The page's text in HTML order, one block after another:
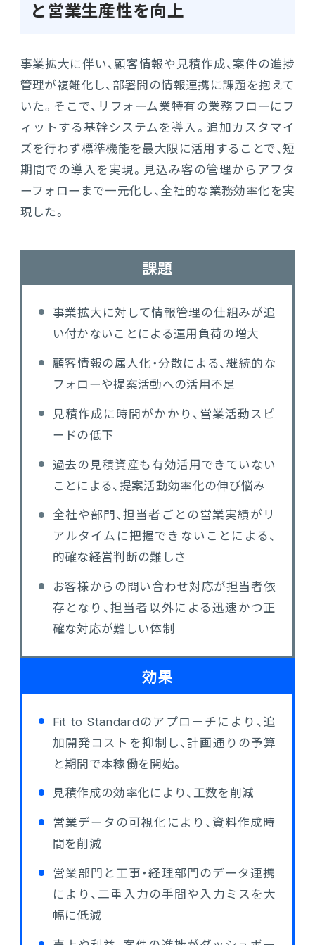
販売管理
建設業向け基幹業務システム
生産管理
生産管理
MES
連携ソリューション
サポートサービス
と営業生産性を向上
事業拡大に伴い、顧客情報や見積作成、案件の進捗
管理が複雑化し、部署間の情報連携に課題を抱えて
いた。そこで、リフォーム業特有の業務フローにフ
ィットする基幹システムを導入。追加カスタマイ
ズを行わず標準機能を最大限に活用することで、短
期間での導入を実現。見込み客の管理からアフタ
ーフォローまで一元化し、全社的な業務効率化を実
現した。
課題
事業拡大に対して情報管理の仕組みが追
い付かないことによる運用負荷の増大
顧客情報の属人化・分散による、継続的な
フォローや提案活動への活用不足
見積作成に時間がかかり、営業活動スピ
ードの低下
過去の見積資産も有効活用できていない
ことによる、提案活動効率化の伸び悩み
全社や部門、担当者ごとの営業実績がリ
アルタイムに把握できないことによる、
的確な経営判断の難しさ
お客様からの問い合わせ対応が担当者依
存となり、担当者以外による迅速かつ正
確な対応が難しい体制
効果
Fit to Standardのアプローチにより、追
加開発コストを抑制し、計画通りの予算
と期間で本稼働を開始。
見積作成の効率化により、工数を削減
営業データの可視化により、資料作成時
間を削減
営業部門と工事・経理部門のデータ連携
により、二重入力の手間や入力ミスを大
幅に低減